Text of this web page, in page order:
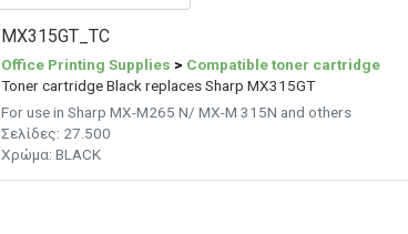
MX315GT_TC
Office Printing Supplies > Compatible toner cartridge
Toner cartridge Black replaces Sharp MX315GT
For use in Sharp MX-M265 N/ MX-M 315N and others
Σελίδες: 27.500
Χρώμα: BLACK